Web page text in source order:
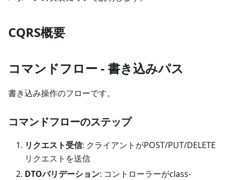
CQRS概要
コマンドフロー - 書き込みパス
書き込み操作のフローです。
コマンドフローのステップ
リクエスト受信: クライアントがPOST/PUT/DELETE
リクエストを送信
DTOバリデーション: コントローラーがclass-